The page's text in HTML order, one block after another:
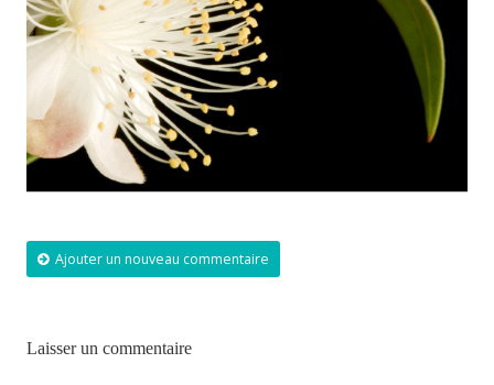
Ajouter un nouveau commentaire
Laisser un commentaire